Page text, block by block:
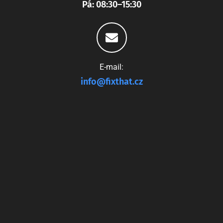
Pá: 08:30–15:30
E-mail:
info@fixthat.cz